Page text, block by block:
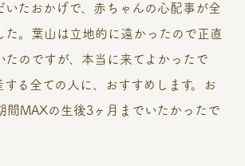
いたおかげで、赤ちゃんの心配事が全
た。葉山は立地的に遠かったので正直
たのですが、本当に来てよかったで
する全ての人に、おすすめします。お
間MAXの生後3ヶ月までいたかったで